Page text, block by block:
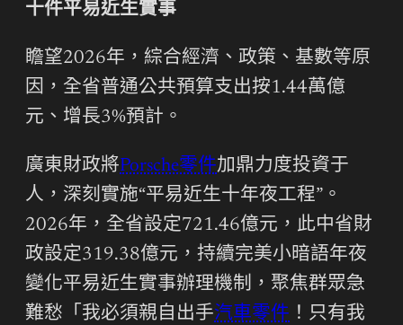
十件平易近生實事
瞻望2026年，綜合經濟、政策、基數等原
因，全省普通公共預算支出按1.44萬億
元、增長3%預計。
廣東財政將Porsche零件加鼎力度投資于
人，深刻實施“平易近生十年夜工程”。
2026年，全省設定721.46億元，此中省財
政設定319.38億元，持續完美小暗語年夜
變化平易近生實事辦理機制，聚焦群眾急
難愁「我必須親自出手汽車零件 ！只有我